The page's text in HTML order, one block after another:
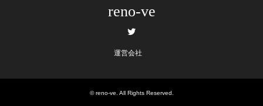
reno-ve
運営会社
©reno-ve . All Rights Reserved.